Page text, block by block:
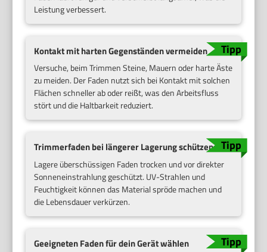
Leistung verbessert.
Kontakt mit harten Gegenständen vermeiden
Versuche, beim Trimmen Steine, Mauern oder harte Äste
zu meiden. Der Faden nutzt sich bei Kontakt mit solchen
Flächen schneller ab oder reißt, was den Arbeitsfluss
stört und die Haltbarkeit reduziert.
Trimmerfaden bei längerer Lagerung schützen
Lagere überschüssigen Faden trocken und vor direkter
Sonneneinstrahlung geschützt. UV-Strahlen und
Feuchtigkeit können das Material spröde machen und
die Lebensdauer verkürzen.
Geeigneten Faden für dein Gerät wählen